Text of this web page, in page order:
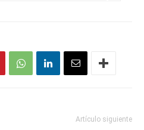
Artículo siguiente